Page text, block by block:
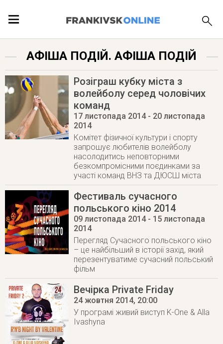
ЛОКАЦІЇ
ПУБЛІКАЦІЇ
АФІША ПОДІЙ. АФІША ПОДІЙ
Розіграш кубку міста з
волейболу серед чоловічих
команд
17 листопада 2014- 20 листопада
2014
Комітет фізичної культури і спорту
запрошує любителів волейболу
насолодитись неповторними
безкомпромісними поєдинками за
участі команд ВНЗ та ДЮСШ міста
Фестиваль сучасного
польського кіно 2014
09 листопада 2014- 15 листопада
2014
Перегляд Сучасного польського кіно
– це найбільший в історії захід, який
перезентуватиме сучасний польський
фільм
Вечірка Private Friday
24 жовтня 2014, 20:00
У програмі живий виступ K-One & Alla
Ivashyna